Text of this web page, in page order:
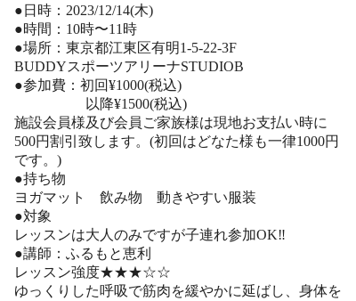
●日時：2023/12/14(木)
●時間：10時〜11時
●場所：東京都江東区有明1-5-22-3F
BUDDYスポーツアリーナSTUDIOB
●参加費：初回¥1000(税込)
以降¥1500(税込)
施設会員様及び会員ご家族様は現地お支払い時に
500円割引致します。(初回はどなた様も一律1000円
です。)
●持ち物
ヨガマット 飲み物 動きやすい服装
●対象
レッスンは大人のみですが子連れ参加OK‼︎
●講師：ふるもと恵利
レッスン強度★★★☆☆
ゆっくりした呼吸で筋肉を緩やかに延ばし、身体を